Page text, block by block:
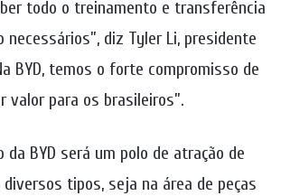
todo o treinamento e transferência
necessários”, diz Tyler Li, presidente
BYD, temos o forte compromisso de
valor para os brasileiros”.
da BYD será um polo de atração de
tipos, seja na área de peças